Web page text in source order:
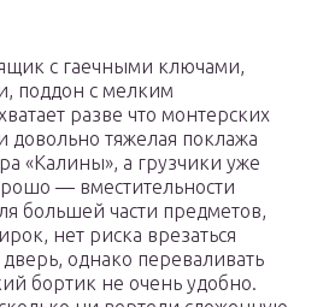
с гаечными ключами,
поддон с мелким
разве что монтерских
довольно тяжелая поклажа
«Калины», а грузчики уже
— вместительности
большей части предметов,
нет риска врезаться
однако переваливать
бортик не очень удобно.